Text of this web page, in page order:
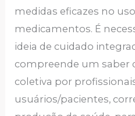
medidas eficazes no
medicamentos. É
ideia de cuidado
compreende um saber
coletiva por
usuários/pacientes,